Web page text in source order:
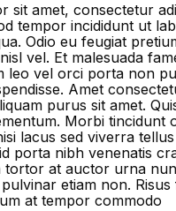
sit amet, consectetur
tempor incididunt ut
Odio eu feugiat
vel. Et malesuada
leo vel orci porta non
Amet
purus sit amet.
Morbi tincidunt
lacus sed viverra
porta nibh venenatis
tortor at auctor urna
etiam non. Risus
at tempor commodo